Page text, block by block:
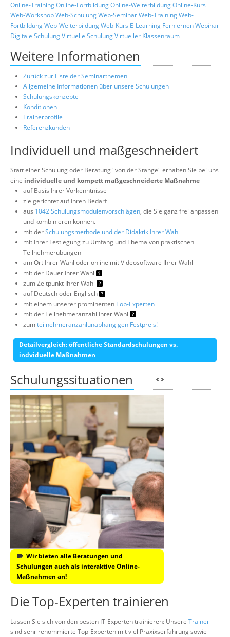
Online-TrainingOnline-FortbildungOnline-WeiterbildungOnline-Kurs
Web-WorkshopWeb-SchulungWeb-SeminarWeb-TrainingWeb-
FortbildungWeb-WeiterbildungWeb-Kurs E-Learning FernlernenWebinar
Digitale SchulungVirtuelle SchulungVirtueller Klassenraum
Weitere Informationen
Zurück zur Liste der Seminarthemen
Allgemeine Informationen über unsere Schulungen
Schulungskonzepte
Konditionen
Trainerprofile
Referenzkunden
Individuell und maßgeschneidert
Statt einer Schulung oder Beratung "von der Stange" erhalten Sie bei uns
eine individuelle und kompett maßgeschneiderte Maßnahme
auf Basis Ihrer Vorkenntnisse
zielgerichtet auf Ihren Bedarf
aus 1042 Schulungsmodulenvorschlägen, die Sie ganz frei anpassen
und kombinieren können.
mit derSchulungsmethode und der Didaktik Ihrer Wahl
mit Ihrer Festlegung zu Umfang und Thema von praktischen
Teilnehmerübungen
am Ort Ihrer Wahl oder online mit Videosoftware Ihrer Wahl
mit der Dauer Ihrer Wahl
zum Zeitpunkt Ihrer Wahl
auf Deutsch oder Englisch
mit einem unserer prominentenTop-Experten
mit der Teilnehmeranzahl Ihrer Wahl
zumteilnehmeranzahlunabhängigen Festpreis!
Detailvergleich: öffentliche Standardschulungen vs.
indviduelle Maßnahmen
Schulungssituationen
Wir bieten alle Beratungen und
Schulungen auch als interaktive Online-
Maßnahmen an!
Die Top-Experten trainieren
Lassen Sie sich von den besten IT-Experten trainieren: Unsere Trainer
sind sehr renommierte Top-Experten mit viel Praxixserfahrung sowie